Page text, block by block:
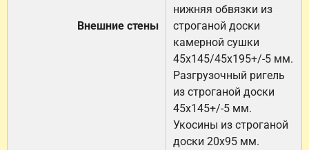
Внешние стены
нижняя обвязки из
строганой доски
камерной сушки
45х145/45х195+/-5 мм.
Разгрузочный ригель
из строганой доски
45х145+/-5 мм.
Укосины из строганой
доски 20х95 мм.